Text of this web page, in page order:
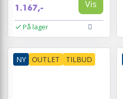
1.167,- Vis
På lager
NY OUTLET TILBUD